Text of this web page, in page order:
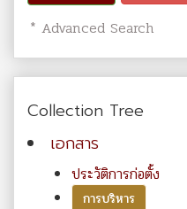
* Advanced Search
Collection Tree
เอกสาร
ประวัติการก่อตั้ง
การบริหาร